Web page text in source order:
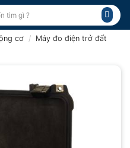
cơ / Máy đo điện trở đất